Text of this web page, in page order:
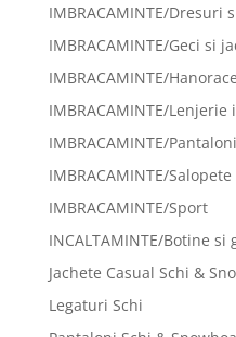
IMBRACAMINTE/Dresuri
IMBRACAMINTE/Geci si
IMBRACAMINTE/Hanorace
IMBRACAMINTE/Lenjerie
IMBRACAMINTE/
IMBRACAMINTE/Salopete
IMBRACAMINTE/Sport
INCALTAMINTE/Botine si
Jachete Casual Schi &
Legaturi Schi